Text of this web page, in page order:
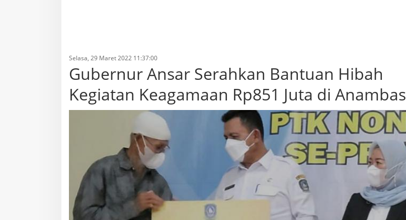
Selasa, 29 Maret 2022 11:37:00
Gubernur Ansar Serahkan Bantuan Hibah
Kegiatan Keagamaan Rp851 Juta di Anambas